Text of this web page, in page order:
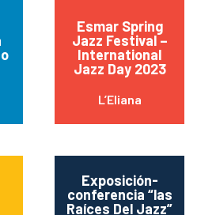
Esmar Spring
Jazz Festival –
International
Jazz Day 2023
L’Eliana
Exposición-
conferencia “las
Raíces Del Jazz”